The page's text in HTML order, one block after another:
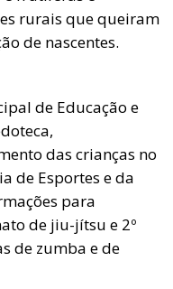
rurais que queiram
de nascentes.
de Educação e
das crianças no
de Esportes e da
para
de jiu-jítsu e 2º
de zumba e de